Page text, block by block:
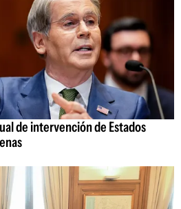
de intervención de Estados